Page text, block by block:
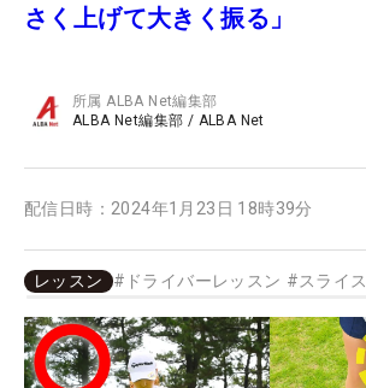
さく上げて大きく振る」
所属ALBA Net編集部
ALBA Net編集部 / ALBA Net
配信日時： 2024年1月23日 18時39分
レッスン # ドライバーレッスン #スライス